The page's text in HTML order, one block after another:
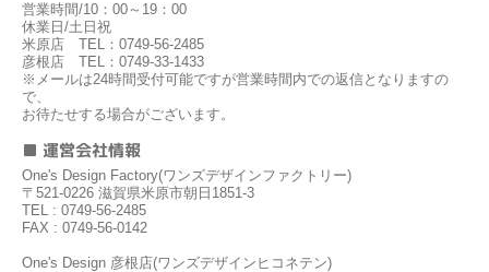
営業時間/10：00～19：00
休業日/土日祝
米原店 TEL：0749-56-2485
彦根店 TEL：0749-33-1433
※メールは24時間受付可能ですが営業時間内での返信となりますの
で、
お待たせする場合がございます。
■ 運営会社情報
One's Design Factory(ワンズデザインファクトリー)
〒521-0226 滋賀県米原市朝日1851-3
TEL : 0749-56-2485
FAX : 0749-56-0142
One's Design 彦根店(ワンズデザインヒコネテン)